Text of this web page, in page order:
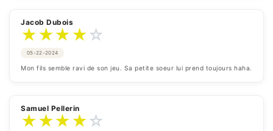
Jacob Dubois
★★★★☆
05-22-2024
Mon fils semble ravi de son jeu. Sa petite soeur lui prend toujours haha.
Samuel Pellerin
★★★★☆